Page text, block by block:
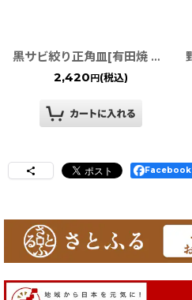
黒サビ絞り正角皿[有田焼 金善窯]
2,420 円(税込)
Facebook